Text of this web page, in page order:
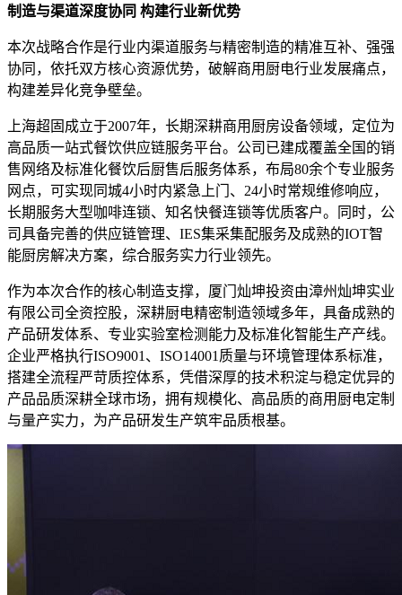
制造与渠道深度协同 构建行业新优势
本次战略合作是行业内渠道服务与精密制造的精准互补、强强
协同，依托双方核心资源优势，破解商用厨电行业发展痛点，
构建差异化竞争壁垒。
上海超固成立于2007年，长期深耕商用厨房设备领域，定位为
高品质一站式餐饮供应链服务平台。公司已建成覆盖全国的销
售网络及标准化餐饮后厨售后服务体系，布局80余个专业服务
网点，可实现同城4小时内紧急上门、24小时常规维修响应，
长期服务大型咖啡连锁、知名快餐连锁等优质客户。同时，公
司具备完善的供应链管理、IES集采集配服务及成熟的IOT智
能厨房解决方案，综合服务实力行业领先。
作为本次合作的核心制造支撑，厦门灿坤投资由漳州灿坤实业
有限公司全资控股，深耕厨电精密制造领域多年，具备成熟的
产品研发体系、专业实验室检测能力及标准化智能生产产线。
企业严格执行ISO9001、ISO14001质量与环境管理体系标准，
搭建全流程严苛质控体系，凭借深厚的技术积淀与稳定优异的
产品品质深耕全球市场，拥有规模化、高品质的商用厨电定制
与量产实力，为产品研发生产筑牢品质根基。